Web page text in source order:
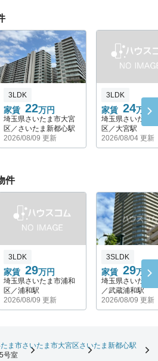
家賃 22万円
3LDK
埼玉県さいたま市大宮
区／さいたま新都心駅
2026/08/09 更新
家賃 24万円
3LDK
埼玉県さいたま
区／大宮駅
2026/08/04 更新
件
家賃 29万円
3LDK
埼玉県さいたま市浦和
区／浦和駅
2026/08/09 更新
家賃 29万円
3SLDK
埼玉県さいたま
／武蔵浦和駅
2026/08/09 更新
ま市さいたま市大宮区さいたま新都心駅
号室